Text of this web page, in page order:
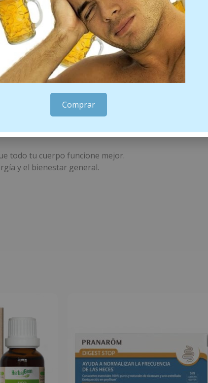
están directamente conectados.
personalizados.
todo tu cuerpo funcione mejor.
y el bienestar general.
Comprar